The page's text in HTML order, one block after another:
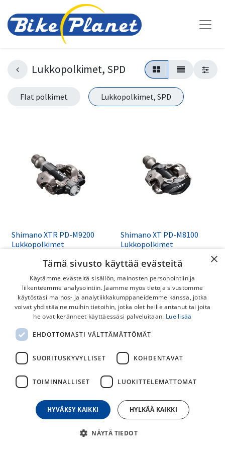
Lukkopolkimet, SPD
Flat polkimet Lukkopolkimet, SPD
Shimano XTR PD-M9200
Lukkopolkimet
179,00€
Shimano XT PD-M8100
Lukkopolkimet
UG Lukkopolkimet
High-end tason Shimano GRX-
Shimano XT PD-M8120
×
Tämä sivusto käyttää evästeitä
Käytämme evästeitä sisällön, mainosten personointiin ja
liikenteemme analysointiin. Jaamme myös tietoja sivustomme
käytöstäsi mainos- ja analytiikkakumppaneidemme kanssa, jotka
voivat yhdistää ne muihin tietoihin, jotka olet heille antanut tai joita
he ovat keränneet käyttäessäsi palveluitaan. Lue lisää
EHDOTTOMASTI VÄLTTÄMÄTTÖMÄT
SUORITUSKYVYLLISET KOHDENTAVAT
TOIMINNALLISET LUOKITTELEMATTOMAT
HYVÄKSY KAIKKI HYLKÄÄ KAIKKI
NÄYTÄ TIEDOT